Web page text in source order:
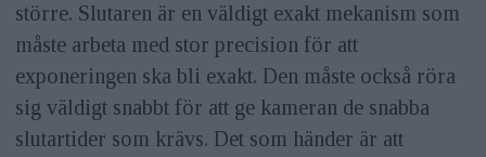
större. Slutaren är en väldigt exakt mekanism som
måste arbeta med stor precision för att
exponeringen ska bli exakt. Den måste också röra
sig väldigt snabbt för att ge kameran de snabba
slutartider som krävs. Det som händer är att